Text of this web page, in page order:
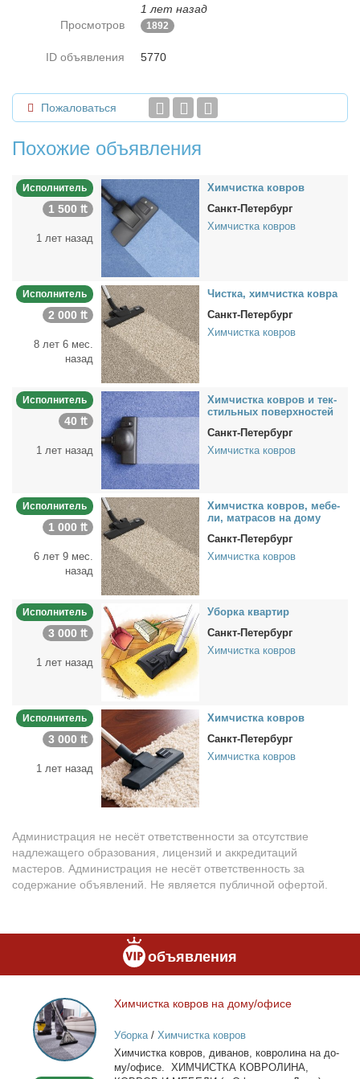
1 лет назад
Просмотров
1892
ID объявления 5770
Пожаловаться
Похожие объявления
Исполнитель
1 500 ₶
1 лет назад
Хим­чист­ка ков­ров
Санкт-Петербург
Химчистка ковров
Исполнитель
2 000 ₶
8 лет 6 мес.
назад
Чист­ка, хим­чист­ка ков­ра
Санкт-Петербург
Химчистка ковров
Исполнитель
40 ₶
1 лет назад
Хим­чист­ка ков­ров и тек­
стиль­ных по­верх­но­стей
Санкт-Петербург
Химчистка ковров
Исполнитель
1 000 ₶
6 лет 9 мес.
назад
Хим­чист­ка ков­ров, ме­бе­
ли, мат­ра­сов на до­му
Санкт-Петербург
Химчистка ковров
Исполнитель
3 000 ₶
1 лет назад
Убор­ка квар­тир
Санкт-Петербург
Химчистка ковров
Исполнитель
3 000 ₶
1 лет назад
Хим­чист­ка ков­ров
Санкт-Петербург
Химчистка ковров
Администрация не несёт ответственности за отсутствие
надлежащего образования, лицензий и аккредитаций
мастеров. Администрация не несёт ответственность за
содержание объявлений. Не является публичной офертой.
объявления
Химчистка
ковров
на
дому/
Хим­чист­ка ков­ров на до­му/офи­се
Уборка/ Химчистка ковров
Хим­чист­ка ков­ров, ди­ва­нов, ков­ро­ли­на на до­
му/офи­се. ХИМЧИСТКА КОВРОЛИНА,